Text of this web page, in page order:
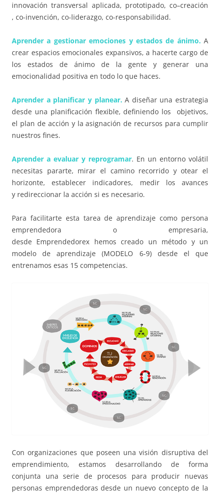
innovación transversal aplicada, prototipado, co–creación
, co-invención, co-liderazgo, co-responsabilidad.
Aprender a gestionar emociones y estados de ánimo. A
crear espacios emocionales expansivos, a hacerte cargo de
los estados de ánimo de la gente y generar una
emocionalidad positiva en todo lo que haces.
Aprender a planificar y planear. A diseñar una estrategia
desde una planificación flexible, definiendo los
objetivos,
el plan de acción y la asignación de recursos para cumplir
nuestros fines.
Aprender a evaluar y reprogramar. En un entorno volátil
necesitas pararte, mirar el camino recorrido y otear el
horizonte, establecer indicadores, medir los avances
y redireccionar la acción si es necesario.
Para facilitarte esta tarea de aprendizaje como persona
emprendedora o empresaria,
desde Emprendedorex hemos creado un método y un
modelo de aprendizaje (MODELO 6-9) desde el que
entrenamos esas 15 competencias.
Con organizaciones que poseen una visión disruptiva del
emprendimiento, estamos desarrollando de forma
conjunta una serie de procesos para producir nuevas
personas emprendedoras desde un nuevo concepto de la